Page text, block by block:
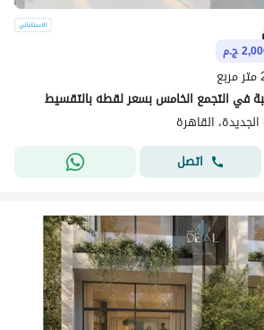
ج.م
في التجمع الخامس بسعر لقطه بالتقسيط
القاهرة
اتصل